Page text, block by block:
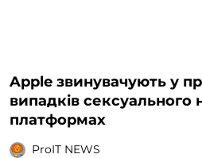
Apple звинувачують у
випадків сексуального
платформах
ProIT NEWS